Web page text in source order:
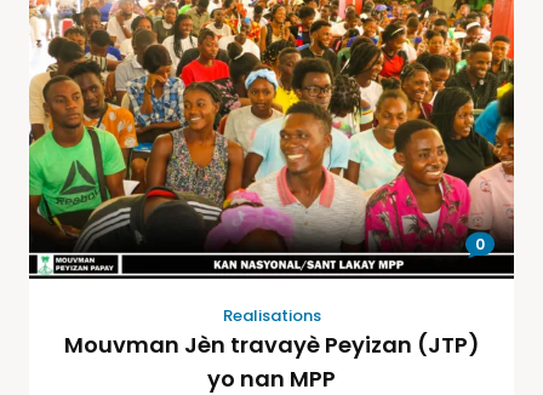
0
Realisations
Mouvman Jèn travayè Peyizan (JTP)
yo nan MPP